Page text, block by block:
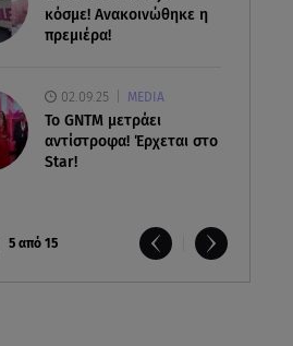
κόσμε! Ανακοινώθηκε η
πρεμιέρα!
02.09.25 MEDIA
Το GNTM μετράει
αντίστροφα! Έρχεται στο
Star!
5 από 15